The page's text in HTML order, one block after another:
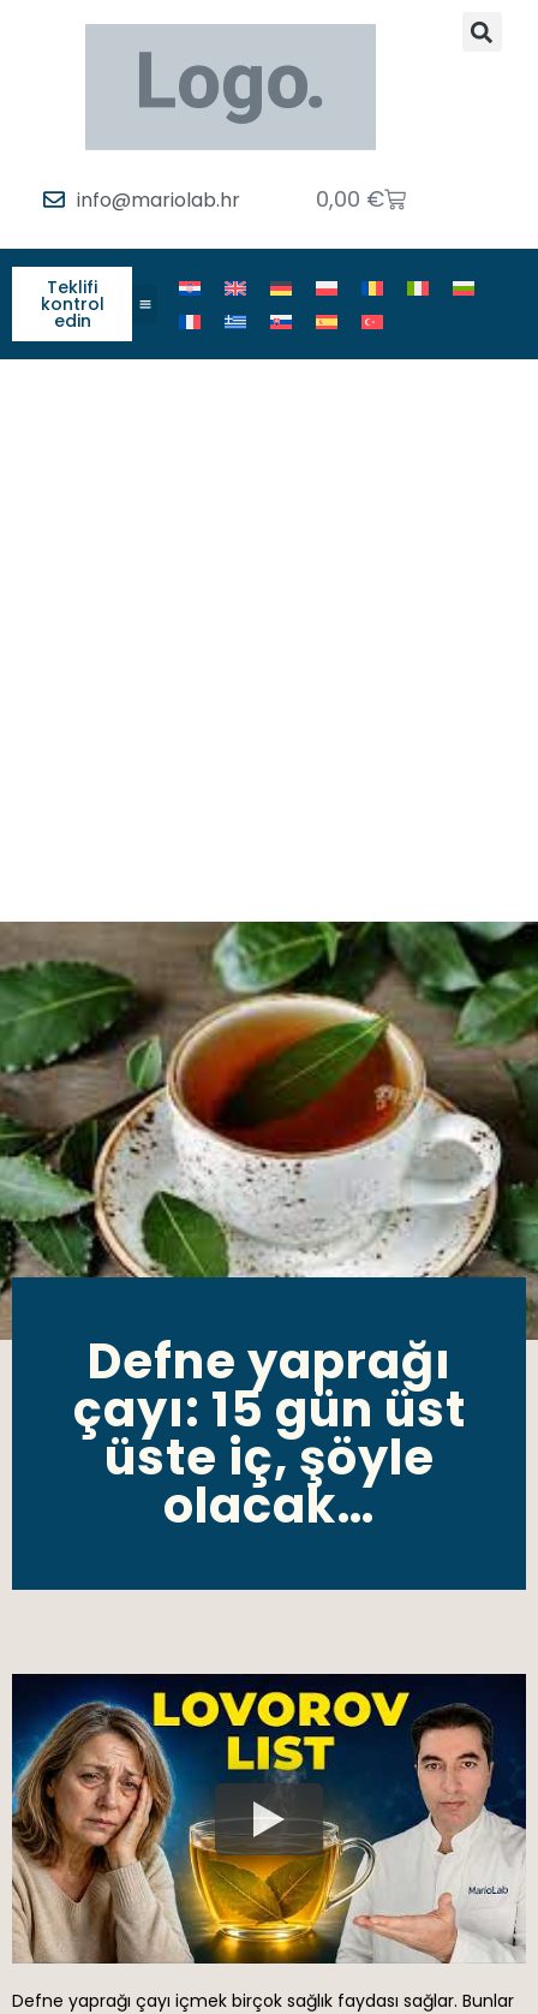
info@mariolab.hr 0,00 €
Teklifi
kontrol
edin
Defne yaprağı
çayı: 15 gün üst
üste iç, şöyle
olacak…
Defne yaprağı çayı içmek birçok sağlık faydası sağlar. Bunlar